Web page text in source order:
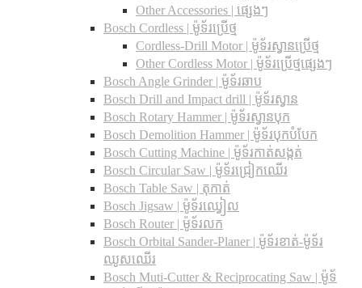
Other Accessories | ផ្សេងៗ
Bosch Cordless | ម៉ូទ័រប្រើថ្ម
Cordless-Drill Motor | ម៉ូទ័រស្វានប្រើថ្ម
Other Cordless Motor | ម៉ូទ័រប្រើថ្មផ្សេងៗ
Bosch Angle Grinder | ម៉ូទ័រឆាប
Bosch Drill and Impact drill | ម៉ូទ័រស្វាន
Bosch Rotary Hammer | ម៉ូទ័រស្វានបុក
Bosch Demolition Hammer | ម៉ូទ័របុកបំបែក
Bosch Cutting Machine | ម៉ូទ័រកាត់សង្កត់
Bosch Circular Saw | ម៉ូទ័រជ្រៀកឈើរ
Bosch Table Saw | តុកាត់
Bosch Jigsaw | ម៉ូទ័រឈ្វៀល
Bosch Router | ម៉ូទ័រលក
Bosch Orbital Sander-Planer​ | ម៉ូទ័រខាត់-ម៉ូទ័រ
ឈូសឈើរ
Bosch Muti-Cutter & Reciprocating Saw​ | ម៉ូទ័